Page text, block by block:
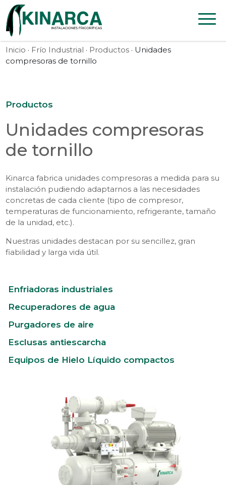
Skip to content
Inicio · Frío Industrial · Productos · Unidades
compresoras de tornillo
Productos
Unidades compresoras
de tornillo
Kinarca fabrica unidades compresoras a medida para su
instalación pudiendo adaptarnos a las necesidades
concretas de cada cliente (tipo de compresor,
temperaturas de funcionamiento, refrigerante, tamaño
de la unidad, etc.).
Nuestras unidades destacan por su sencillez, gran
fiabilidad y larga vida útil.
Enfriadoras industriales
Recuperadores de agua
Purgadores de aire
Esclusas antiescarcha
Equipos de Hielo Líquido compactos